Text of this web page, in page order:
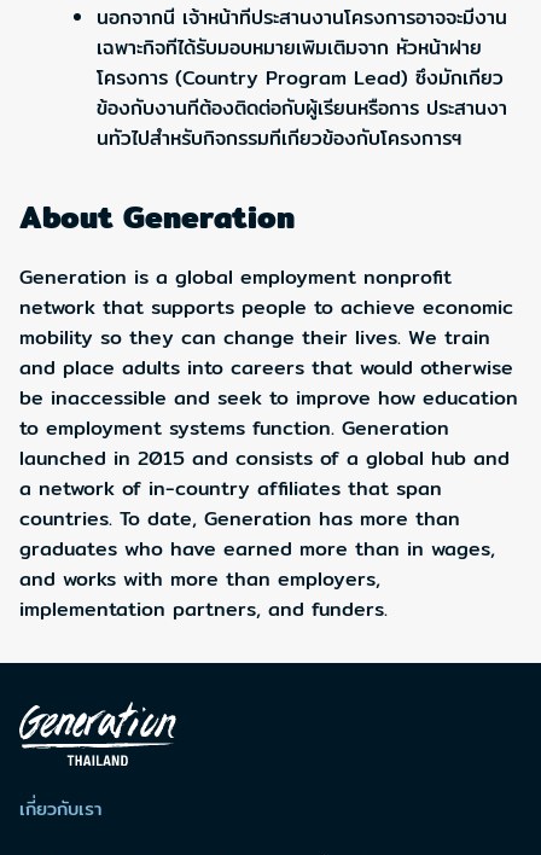
นอกจากนี เจ้าหน้าทีประสานงานโครงการอาจจะมีงาน
เฉพาะกิจทีได้รับมอบหมายเพิมเติมจาก หัวหน้าฝาย
โครงการ (Country Program Lead) ซึงมักเกียว
ข้องกับงานทีต้องติดต่อกับผู้เรียนหรือการ ประสานงา
นทัวไปสำหรับกิจกรรมทีเกียวข้องกับโครงการฯ
About Generation
Generation is a global employment nonprofit
network that supports people to achieve economic
mobility so they can change their lives. We train
and place adults into careers that would otherwise
be inaccessible and seek to improve how education
to employment systems function. Generation
launched in 2015 and consists of a global hub and
a network of in-country affiliates that span
countries. To date, Generation has more than
graduates who have earned more than in wages,
and works with more than employers,
implementation partners, and funders.
เกี่ยวกับเรา